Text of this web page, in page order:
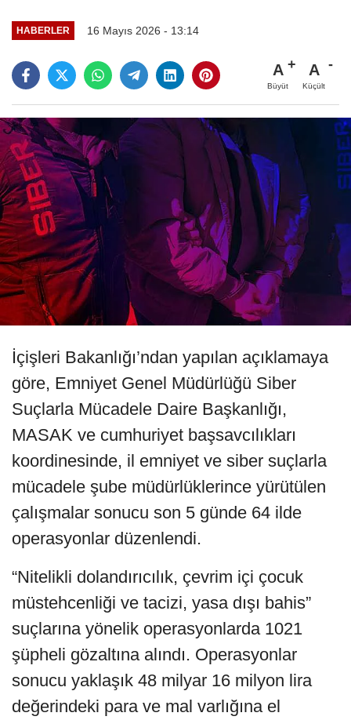
HABERLER 16 Mayıs 2026 - 13:14
A
Büyüt
A
Küçült
İçişleri Bakanlığı’ndan yapılan açıklamaya
göre, Emniyet Genel Müdürlüğü Siber
Suçlarla Mücadele Daire Başkanlığı,
MASAK ve cumhuriyet başsavcılıkları
koordinesinde, il emniyet ve siber suçlarla
mücadele şube müdürlüklerince yürütülen
çalışmalar sonucu son 5 günde 64 ilde
operasyonlar düzenlendi.
“Nitelikli dolandırıcılık, çevrim içi çocuk
müstehcenliği ve tacizi, yasa dışı bahis”
suçlarına yönelik operasyonlarda 1021
şüpheli gözaltına alındı. Operasyonlar
sonucu yaklaşık 48 milyar 16 milyon lira
değerindeki para ve mal varlığına el